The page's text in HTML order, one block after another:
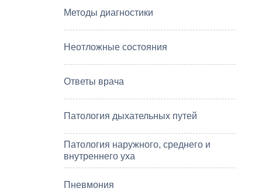
Методы диагностики
Неотложные состояния
Ответы врача
Патология дыхательных путей
Патология наружного, среднего и
внутреннего уха
Пневмония